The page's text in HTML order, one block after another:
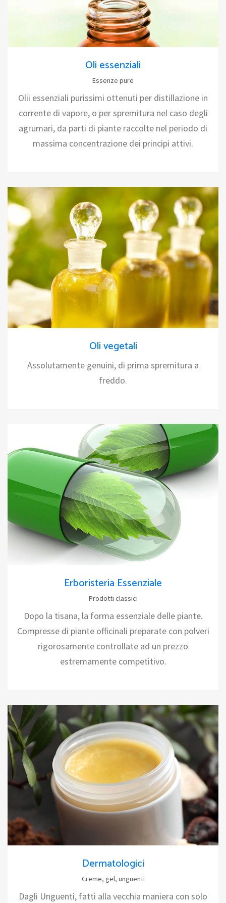
Oli essenziali
Essenze pure
Olii essenziali purissimi ottenuti per distillazione in
corrente di vapore, o per spremitura nel caso degli
agrumari, da parti di piante raccolte nel periodo di
massima concentrazione dei principi attivi.
Oli vegetali
Assolutamente genuini, di prima spremitura a
freddo.
Erboristeria Essenziale
Prodotti classici
Dopo la tisana, la forma essenziale delle piante.
Compresse di piante officinali preparate con polveri
rigorosamente controllate ad un prezzo
estremamente competitivo.
Dermatologici
Creme, gel, unguenti
Dagli Unguenti, fatti alla vecchia maniera con solo